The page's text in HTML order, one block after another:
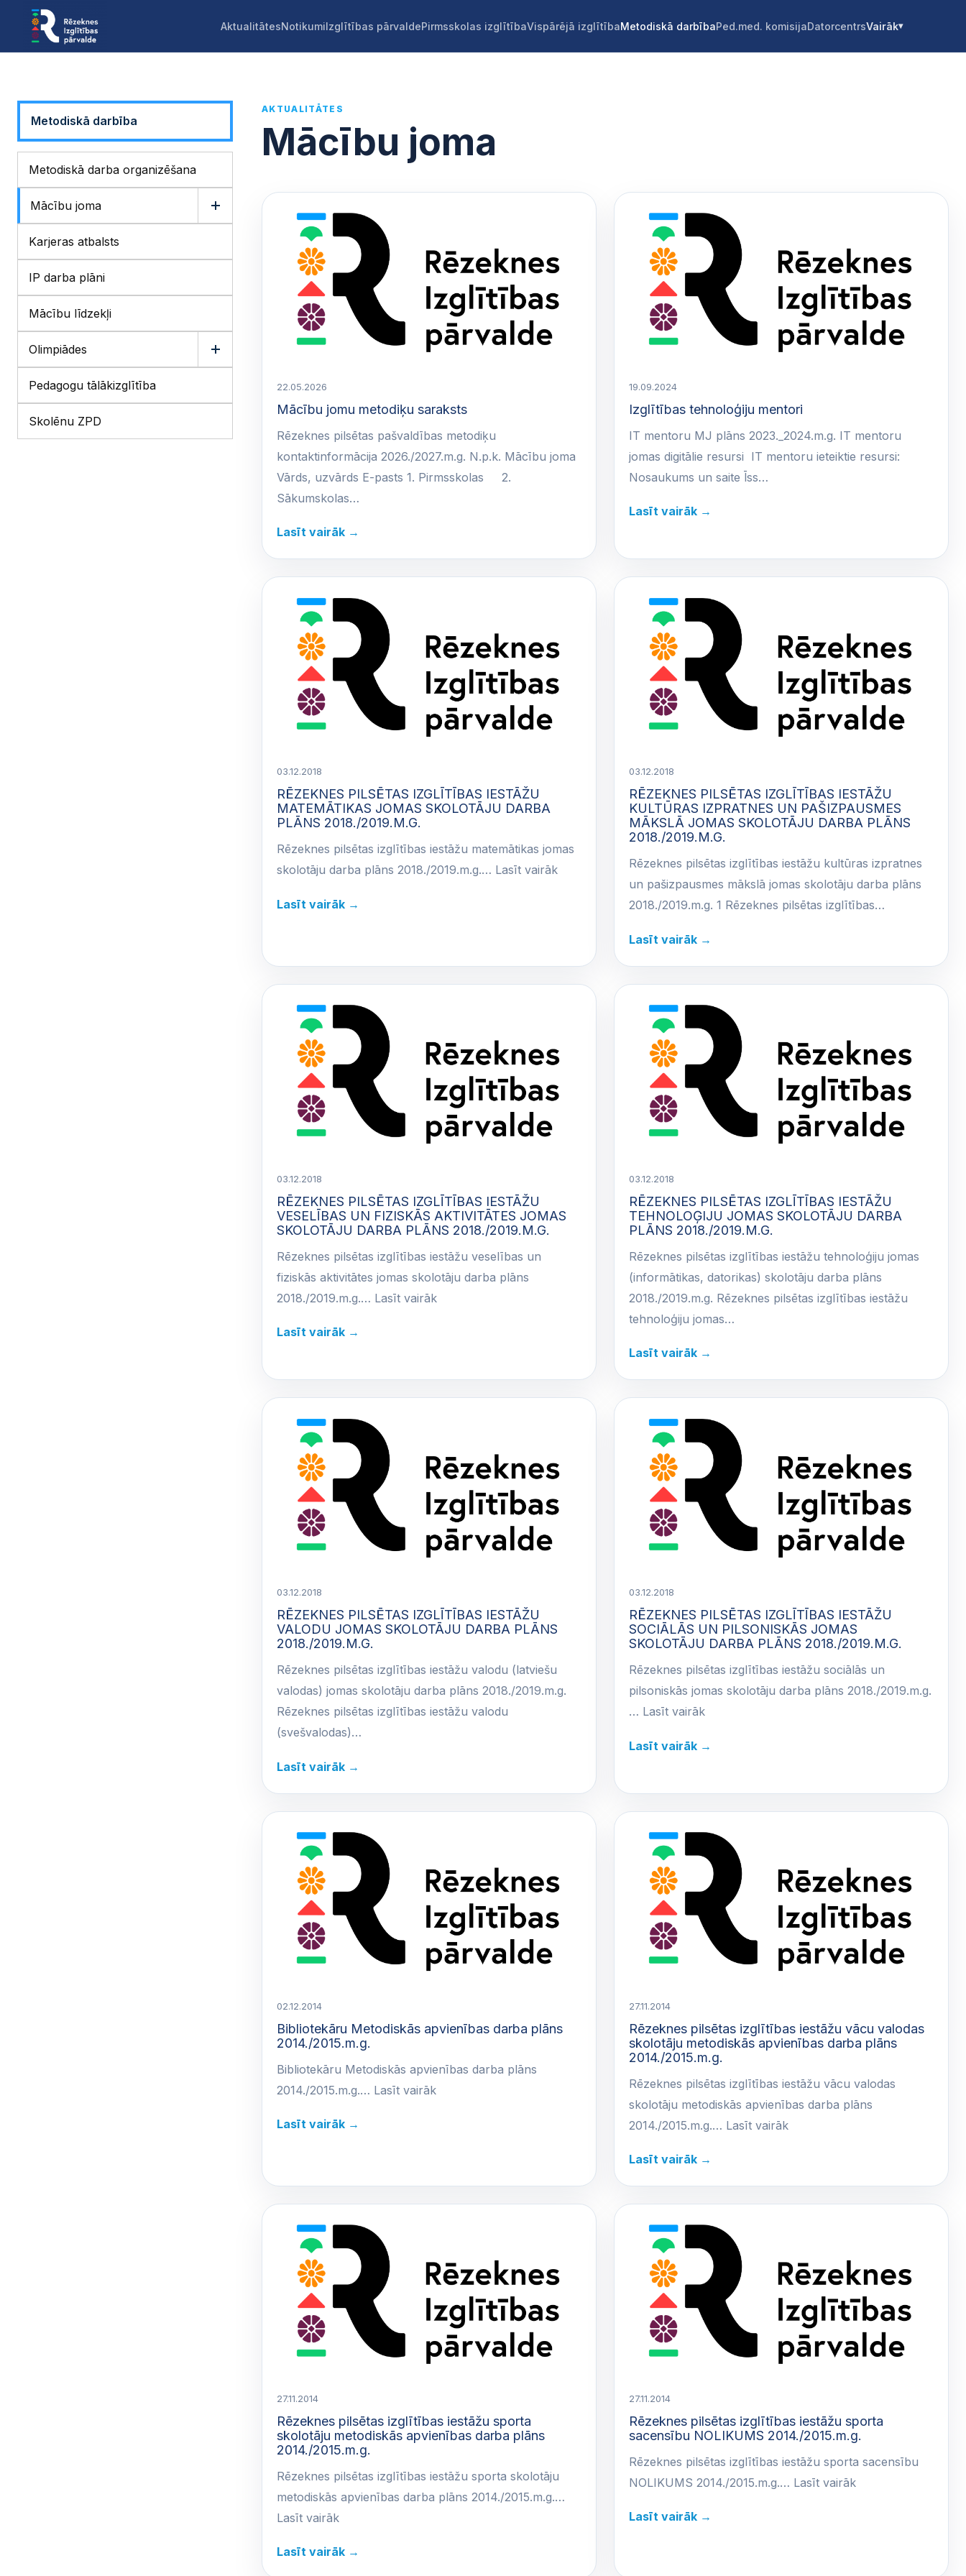
AktualitātesNotikumiIzglītības pārvaldePirmsskolas izglītībaVispārējā izglītībaMetodiskā darbībaPed.med. komisijaDatorcentrsVairāk
Metodiskā darbība
Metodiskā darba organizēšana
Mācību joma
Karjeras atbalsts
IP darba plāni
Mācību līdzekļi
Olimpiādes
Pedagogu tālākizglītība
Skolēnu ZPD
AKTUALITĀTES
Mācību joma
22.05.2026
Mācību jomu metodiķu saraksts
Rēzeknes pilsētas pašvaldības metodiķu
kontaktinformācija 2026./2027.m.g. N.p.k. Mācību joma
Vārds, uzvārds E-pasts 1. Pirmsskolas 2.
Sākumskolas…
Lasīt vairāk →
19.09.2024
Izglītības tehnoloģiju mentori
IT mentoru MJ plāns 2023._2024.m.g. IT mentoru
jomas digitālie resursi IT mentoru ieteiktie resursi:
Nosaukums un saite Īss…
Lasīt vairāk →
03.12.2018
RĒZEKNES PILSĒTAS IZGLĪTĪBAS IESTĀŽU
MATEMĀTIKAS JOMAS SKOLOTĀJU DARBA
PLĀNS 2018./2019.M.G.
Rēzeknes pilsētas izglītības iestāžu matemātikas jomas
skolotāju darba plāns 2018./2019.m.g.… Lasīt vairāk
Lasīt vairāk →
03.12.2018
RĒZEKNES PILSĒTAS IZGLĪTĪBAS IESTĀŽU
KULTŪRAS IZPRATNES UN PAŠIZPAUSMES
MĀKSLĀ JOMAS SKOLOTĀJU DARBA PLĀNS
2018./2019.M.G.
Rēzeknes pilsētas izglītības iestāžu kultūras izpratnes
un pašizpausmes mākslā jomas skolotāju darba plāns
2018./2019.m.g. 1 Rēzeknes pilsētas izglītības…
Lasīt vairāk →
03.12.2018
RĒZEKNES PILSĒTAS IZGLĪTĪBAS IESTĀŽU
VESELĪBAS UN FIZISKĀS AKTIVITĀTES JOMAS
SKOLOTĀJU DARBA PLĀNS 2018./2019.M.G.
Rēzeknes pilsētas izglītības iestāžu veselības un
fiziskās aktivitātes jomas skolotāju darba plāns
2018./2019.m.g.… Lasīt vairāk
Lasīt vairāk →
03.12.2018
RĒZEKNES PILSĒTAS IZGLĪTĪBAS IESTĀŽU
TEHNOLOĢIJU JOMAS SKOLOTĀJU DARBA
PLĀNS 2018./2019.M.G.
Rēzeknes pilsētas izglītības iestāžu tehnoloģiju jomas
(informātikas, datorikas) skolotāju darba plāns
2018./2019.m.g. Rēzeknes pilsētas izglītības iestāžu
tehnoloģiju jomas…
Lasīt vairāk →
03.12.2018
RĒZEKNES PILSĒTAS IZGLĪTĪBAS IESTĀŽU
VALODU JOMAS SKOLOTĀJU DARBA PLĀNS
2018./2019.M.G.
Rēzeknes pilsētas izglītības iestāžu valodu (latviešu
valodas) jomas skolotāju darba plāns 2018./2019.m.g.
Rēzeknes pilsētas izglītības iestāžu valodu
(svešvalodas)…
Lasīt vairāk →
03.12.2018
RĒZEKNES PILSĒTAS IZGLĪTĪBAS IESTĀŽU
SOCIĀLĀS UN PILSONISKĀS JOMAS
SKOLOTĀJU DARBA PLĀNS 2018./2019.M.G.
Rēzeknes pilsētas izglītības iestāžu sociālās un
pilsoniskās jomas skolotāju darba plāns 2018./2019.m.g.
… Lasīt vairāk
Lasīt vairāk →
02.12.2014
Bibliotekāru Metodiskās apvienības darba plāns
2014./2015.m.g.
Bibliotekāru Metodiskās apvienības darba plāns
2014./2015.m.g.… Lasīt vairāk
Lasīt vairāk →
27.11.2014
Rēzeknes pilsētas izglītības iestāžu vācu valodas
skolotāju metodiskās apvienības darba plāns
2014./2015.m.g.
Rēzeknes pilsētas izglītības iestāžu vācu valodas
skolotāju metodiskās apvienības darba plāns
2014./2015.m.g.… Lasīt vairāk
Lasīt vairāk →
27.11.2014
Rēzeknes pilsētas izglītības iestāžu sporta
skolotāju metodiskās apvienības darba plāns
2014./2015.m.g.
Rēzeknes pilsētas izglītības iestāžu sporta skolotāju
metodiskās apvienības darba plāns 2014./2015.m.g.…
Lasīt vairāk
Lasīt vairāk →
27.11.2014
Rēzeknes pilsētas izglītības iestāžu sporta
sacensību NOLIKUMS 2014./2015.m.g.
Rēzeknes pilsētas izglītības iestāžu sporta sacensību
NOLIKUMS 2014./2015.m.g.… Lasīt vairāk
Lasīt vairāk →